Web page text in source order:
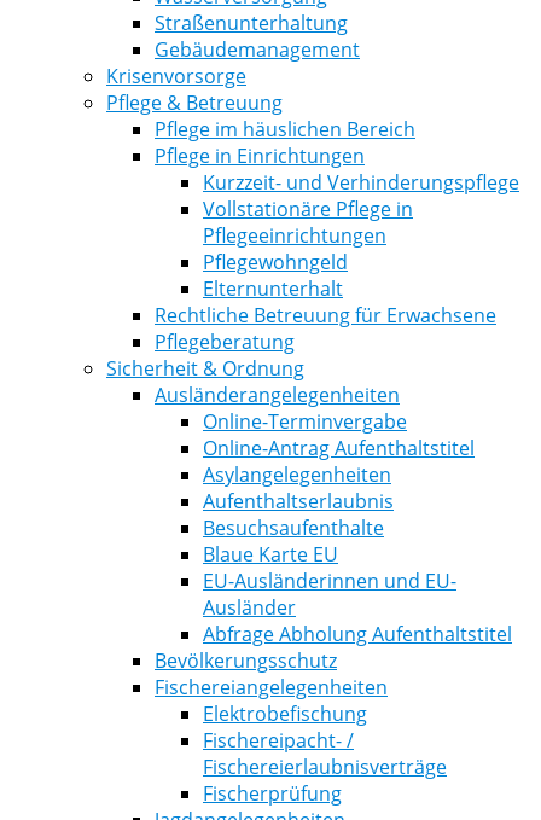
Straßenunterhaltung
Gebäudemanagement
Krisenvorsorge
Pflege & Betreuung
Pflege im häuslichen Bereich
Pflege in Einrichtungen
Kurzzeit- und Verhinderungspflege
Vollstationäre Pflege in
Pflegeeinrichtungen
Pflegewohngeld
Elternunterhalt
Rechtliche Betreuung für Erwachsene
Pflegeberatung
Sicherheit & Ordnung
Ausländerangelegenheiten
Online-Terminvergabe
Online-Antrag Aufenthaltstitel
Asylangelegenheiten
Aufenthaltserlaubnis
Besuchsaufenthalte
Blaue Karte EU
EU-Ausländerinnen und EU-
Ausländer
Abfrage Abholung Aufenthaltstitel
Bevölkerungsschutz
Fischereiangelegenheiten
Elektrobefischung
Fischereipacht- /
Fischereierlaubnisverträge
Fischerprüfung